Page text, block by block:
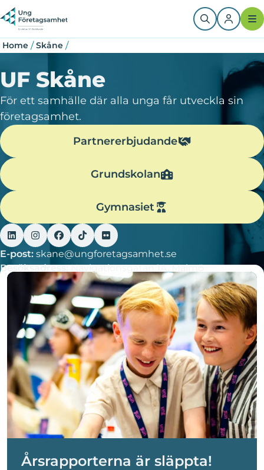
Skip
to
main
content
Breadcrumb
Home / Skåne /
UF Skåne
För ett samhälle där alla unga får utveckla sin
företagsamhet.
Partnererbjudande
Grundskolan
Gymnasiet
E-post: skane@ungforetagsamhet.se
Besöksadress:Navigationsgatan 1A, Malmö
Årsrapporterna är släppta!